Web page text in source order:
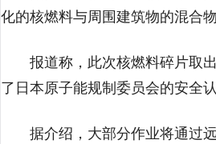
化的核燃料与周围建筑物的混合
报道称，此次核燃料碎片取出
了日本原子能规制委员会的安全
据介绍，大部分作业将通过远